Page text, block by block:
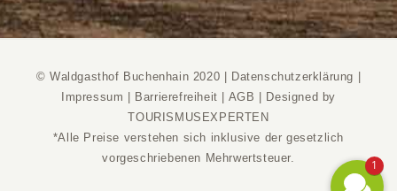
© Waldgasthof Buchenhain 2020 | Datenschutzerklärung
Impressum
Barrierefreiheit AGB
Designed by
TOURISMUSEXPERTEN
*Alle Preise verstehen sich inklusive der gesetzlich
vorgeschriebenen Mehrwertsteuer.
1